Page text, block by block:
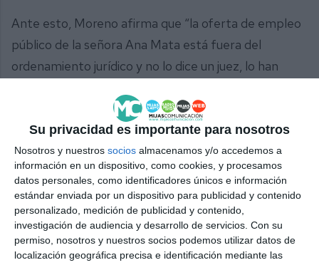
Su privacidad es importante para nosotros
Nosotros y nuestros socios almacenamos y/o accedemos a
información en un dispositivo, como cookies, y procesamos
datos personales, como identificadores únicos e información
estándar enviada por un dispositivo para publicidad y contenido
personalizado, medición de publicidad y contenido,
investigación de audiencia y desarrollo de servicios. Con su
permiso, nosotros y nuestros socios podemos utilizar datos de
localización geográfica precisa e identificación mediante las
Ante esto, Moreno afirma que “la oferta de empleo
público de la señora Ana Mata está fuera del
ordenamiento jurídico y no lo dice un juez, lo han
Socialista, le pedimos a la señora Mata que
rectifique, que no recurra la sentencia y que asuma
el error que ha cometido”, porque, añade, “tras
estas sentencias, vendrán más, ya que hay una
denuncia que engloba todo el procedimiento, la
interpuesta por el sindicato CSIF y que en estos
momentos está recurrida por parte del
Ayuntamiento, lo que son casi 40 recursos